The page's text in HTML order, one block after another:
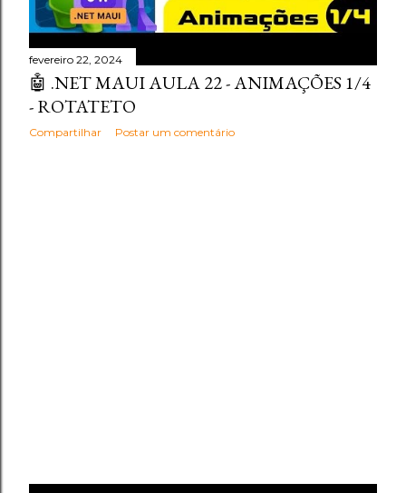
fevereiro 22, 2024
🤖 .NET MAUI AULA 22 - ANIMAÇÕES 1/4
- ROTATETO
Compartilhar Postar um comentário